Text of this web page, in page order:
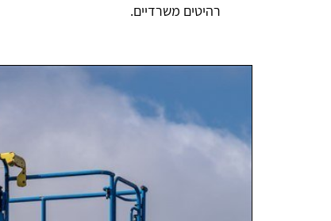
רהיטים משרדיים.
Bar Or